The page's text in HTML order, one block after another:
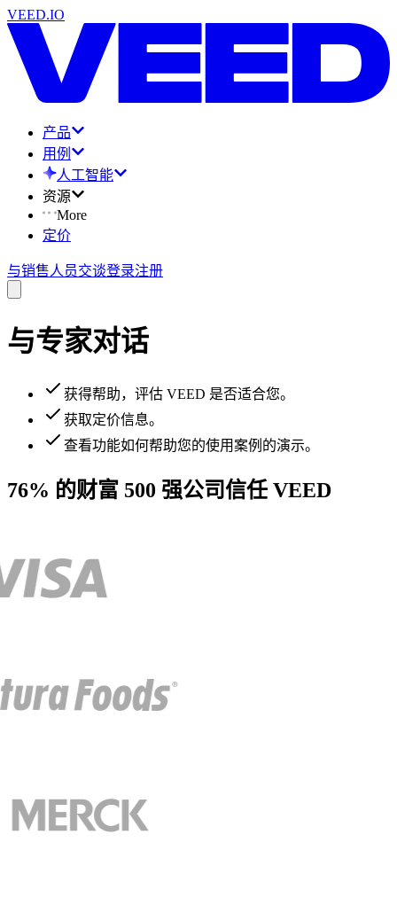
VEED.IO
产品
用例
人工智能
资源
More
定价
与销售人员交谈登录注册
与专家对话
获得帮助，评估 VEED 是否适合您。
获取定价信息。
查看功能如何帮助您的使用案例的演示。
76% 的财富 500 强公司信任 VEED